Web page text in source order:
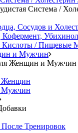
Система /
Сосудов и
Кофермент, Убихинол
/ Пищевые
и Мужчин
Женщин и Мужчин
Женщин
Мужчин
Тренировок